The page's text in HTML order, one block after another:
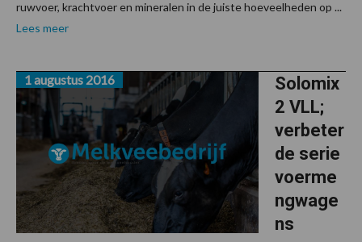
ruwvoer, krachtvoer en mineralen in de juiste hoeveelheden op ...
Lees meer
Solomix
2 VLL;
verbeter
de serie
voerme
ngwage
ns
1 augustus 2016